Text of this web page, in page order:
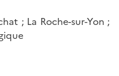
; La Roche-sur-Yon ;